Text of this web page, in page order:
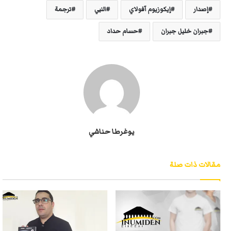
إصدار إيكوزيوم آفولاي النبي ترجمة
جبران خليل جبران حسام حداد
يوغرطا حناشي
مقالات ذات صلة